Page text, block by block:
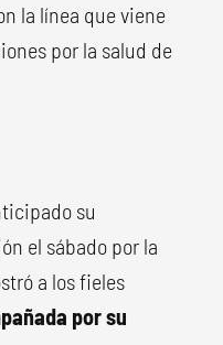
la línea que viene
por la salud de
su
el sábado por la
a los fieles
por su